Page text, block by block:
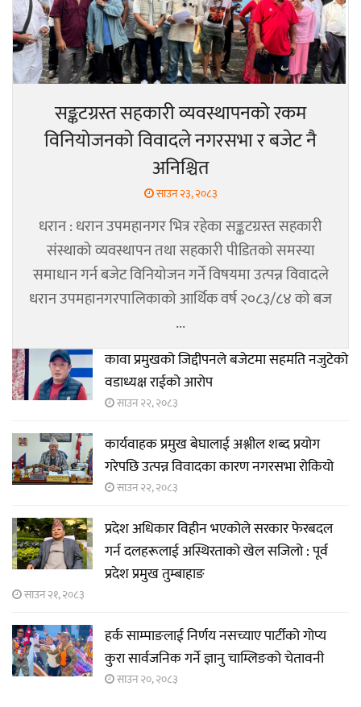
सङ्कटग्रस्त सहकारी व्यवस्थापनको रकम
विनियोजनको विवादले नगरसभा र बजेट नै
अनिश्चित
साउन २३, २०८३
धरान : धरान उपमहानगर भित्र रहेका सङ्कटग्रस्त सहकारी
संस्थाको व्यवस्थापन तथा सहकारी पीडितको समस्या
समाधान गर्न बजेट विनियोजन गर्ने विषयमा उत्पन्न विवादले
धरान उपमहानगरपालिकाको आर्थिक वर्ष २०८३/८४ को बज
...
कावा प्रमुखको जिद्दीपनले बजेटमा सहमति नजुटेको
वडाध्यक्ष राईको आरोप
साउन २२, २०८३
कार्यवाहक प्रमुख बेघालाई अश्लील शब्द प्रयोग
गरेपछि उत्पन्न विवादका कारण नगरसभा रोकियो
साउन २२, २०८३
प्रदेश अधिकार विहीन भएकोले सरकार फेरबदल
गर्न दलहरूलाई अस्थिरताको खेल सजिलो : पूर्व
प्रदेश प्रमुख तुम्बाहाङ
साउन २१, २०८३
हर्क साम्पाङलाई निर्णय नसच्याए पार्टीको गोप्य
कुरा सार्वजनिक गर्ने ज्ञानु चाम्लिङको चेतावनी
साउन २०, २०८३